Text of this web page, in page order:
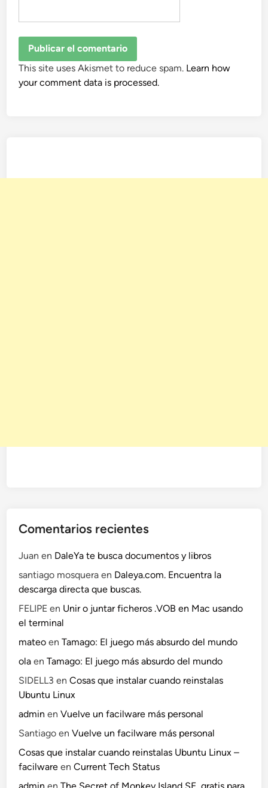
This site uses Akismet to reduce spam. Learn how
your comment data is processed.
Comentarios recientes
Juan en DaleYa te busca documentos y libros
santiago mosquera en Daleya.com. Encuentra la
descarga directa que buscas.
FELIPE en Unir o juntar ficheros .VOB en Mac usando
el terminal
mateo enTamago: El juego más absurdo del mundo
ola enTamago: El juego más absurdo del mundo
SIDELL3 enCosas que instalar cuando reinstalas
Ubuntu Linux
admin enVuelve un facilware más personal
Santiago enVuelve un facilware más personal
Cosas que instalar cuando reinstalas Ubuntu Linux –
facilware enCurrent Tech Status